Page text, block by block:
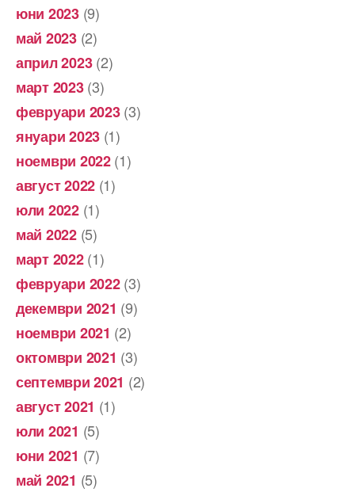
юни 2023(9)
май 2023(2)
април 2023(2)
март 2023(3)
февруари 2023(3)
януари 2023 (1)
ноември 2022(1)
август 2022 (1)
юли 2022(1)
май 2022(5)
март 2022(1)
февруари 2022(3)
декември 2021 (9)
ноември 2021 (2)
октомври 2021 (3)
септември 2021 (2)
август 2021 (1)
юли 2021 (5)
юни 2021 (7)
май 2021 (5)